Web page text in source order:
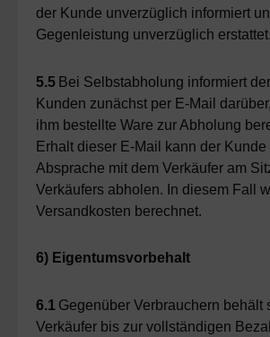
der Kunde unverzüglich informiert
Gegenleistung unverzüglich erstattet.
5.5 Bei Selbstabholung informiert
Kunden zunächst per E-Mail
ihm bestellte Ware zur Abholung
Erhalt dieser E-Mail kann der Kunde
Absprache mit dem Verkäufer am
Verkäufers abholen. In diesem Fall
Versandkosten berechnet.
6) Eigentumsvorbehalt
6.1 Gegenüber Verbrauchern behält
Verkäufer bis zur vollständigen